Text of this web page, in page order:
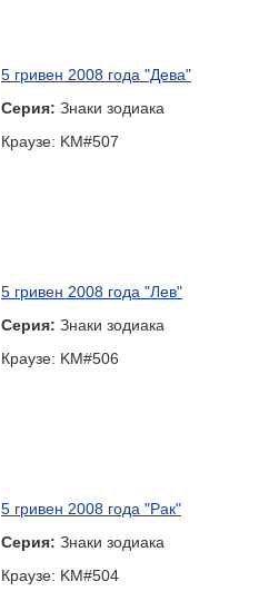
5 гривен 2008 года "Дева"
Серия: Знаки зодиака
Краузе: KM#507
5 гривен 2008 года "Лев"
Серия: Знаки зодиака
Краузе: KM#506
5 гривен 2008 года "Рак"
Серия: Знаки зодиака
Краузе: KM#504